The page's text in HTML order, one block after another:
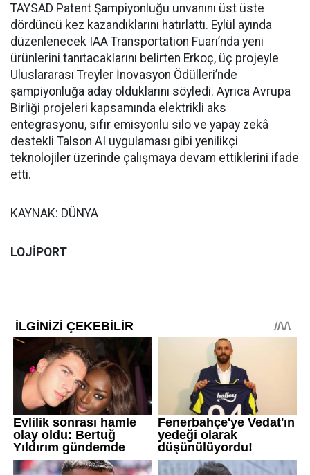
TAYSAD Patent Şampiyonluğu unvanını üst üste
dördüncü kez kazandıklarını hatırlattı. Eylül ayında
düzenlenecek IAA Transportation Fuarı’nda yeni
ürünlerini tanıtacaklarını belirten Erkoç, üç projeyle
Uluslararası Treyler İnovasyon Ödülleri’nde
şampiyonluğa aday olduklarını söyledi. Ayrıca Avrupa
Birliği projeleri kapsamında elektrikli aks
entegrasyonu, sıfır emisyonlu silo ve yapay zekâ
destekli Talson AI uygulaması gibi yenilikçi
teknolojiler üzerinde çalışmaya devam ettiklerini ifade
etti.
KAYNAK: DÜNYA
LOJİPORT